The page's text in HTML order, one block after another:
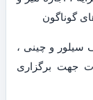
گوناگون
سیلور و چینی ،
جهت برگزاری